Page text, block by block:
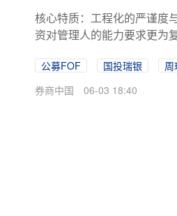
核心特质：工程化的严谨度
资对管理人的能力要求更
公募FOF 国投瑞银
券商中国
06-03 18:40